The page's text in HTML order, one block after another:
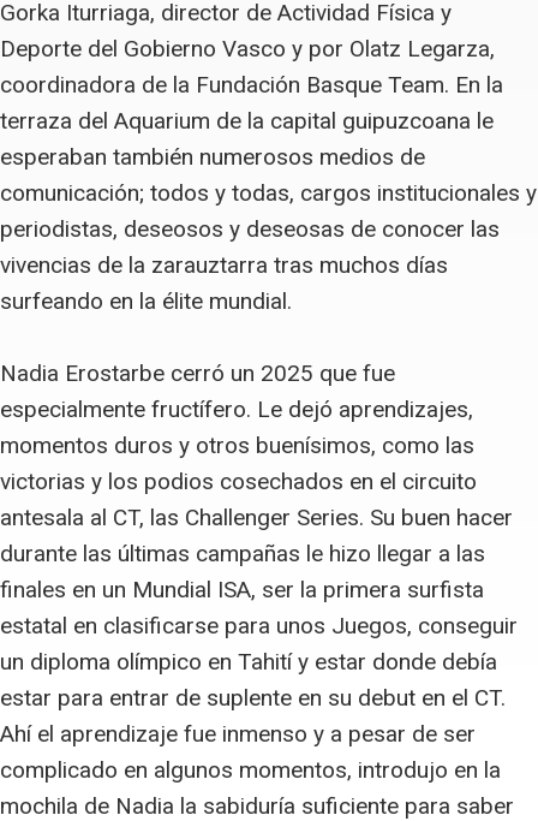
Gorka Iturriaga, director de Actividad Física y
Deporte del Gobierno Vasco y por Olatz Legarza,
coordinadora de la Fundación Basque Team. En la
terraza del Aquarium de la capital guipuzcoana le
esperaban también numerosos medios de
comunicación; todos y todas, cargos institucionales y
periodistas, deseosos y deseosas de conocer las
vivencias de la zarauztarra tras muchos días
surfeando en la élite mundial.
Nadia Erostarbe cerró un 2025 que fue
especialmente fructífero. Le dejó aprendizajes,
momentos duros y otros buenísimos, como las
victorias y los podios cosechados en el circuito
antesala al CT, las Challenger Series. Su buen hacer
durante las últimas campañas le hizo llegar a las
finales en un Mundial ISA, ser la primera surfista
estatal en clasificarse para unos Juegos, conseguir
un diploma olímpico en Tahití y estar donde debía
estar para entrar de suplente en su debut en el CT.
Ahí el aprendizaje fue inmenso y a pesar de ser
complicado en algunos momentos, introdujo en la
mochila de Nadia la sabiduría suficiente para saber